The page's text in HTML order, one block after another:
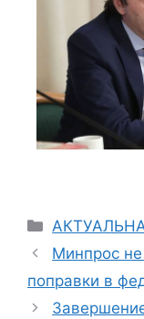
Минпрос не
поправки в